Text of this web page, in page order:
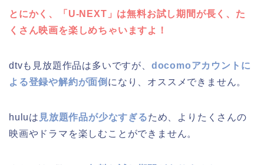
とにかく、「U-NEXT」は無料お試し期間が長く、た
くさん映画を楽しめちゃいますよ！
dtvも見放題作品は多いですが、 docomoアカウントに
よる登録や解約が面倒 になり、オススメできません。
huluは 見放題作品が少なすぎるため、よりたくさんの
映画やドラマを楽しむことができません。